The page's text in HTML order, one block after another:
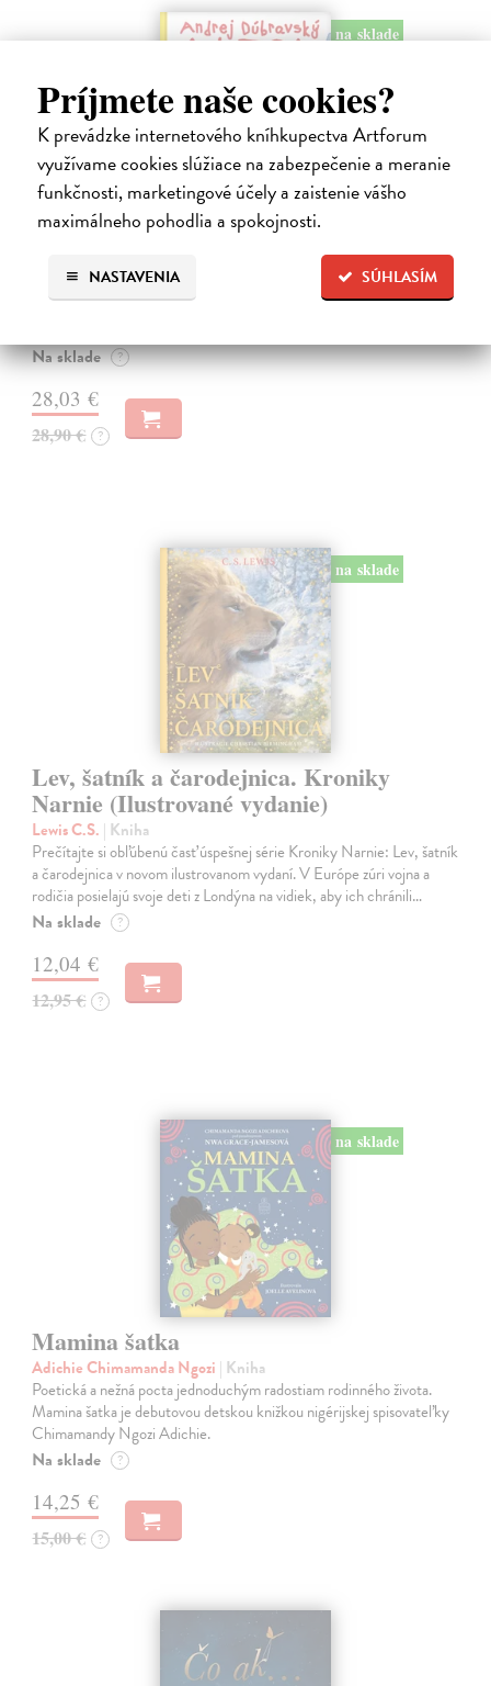
Príjmete naše cookies?
K prevádzke internetového kníhkupectva Artforum
využívame cookies slúžiace na zabezpečenie a meranie
funkčnosti, marketingové účely a zaistenie vášho
maximálneho pohodlia a spokojnosti.
SÚHLASÍM
NASTAVENIA
na sklade
Dúbravský Andrej| Kniha
Alica je zvedavá mačka, ktorá býva so zvedavým Andrejom. Obaja sú
Na sklade ?
28,03 €
28,90 € ?
na sklade
Lev, šatník a čarodejnica. Kroniky
Narnie (Ilustrované vydanie)
Lewis C.S. | Kniha
Prečítajte si obľúbenú časť úspešnej série Kroniky Narnie: Lev, šatník
a čarodejnica v novom ilustrovanom vydaní. V Európe zúri vojna a
rodičia posielajú svoje deti z Londýna na vidiek, aby ich chránili…
Na sklade ?
12,04 €
12,95 € ?
na sklade
Mamina šatka
Adichie Chimamanda Ngozi | Kniha
Poetická a nežná pocta jednoduchým radostiam rodinného života.
Mamina šatka je debutovou detskou knižkou nigérijskej spisovateľky
Chimamandy Ngozi Adichie.
Na sklade ?
14,25 €
15,00 € ?